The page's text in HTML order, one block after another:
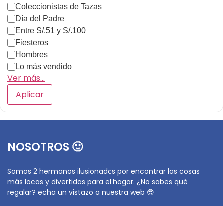
Coleccionistas de Tazas
Día del Padre
Entre S/.51 y S/.100
Fiesteros
Hombres
Lo más vendido
Ver más…
Aplicar
NOSOTROS 🙂
Somos 2 hermanos ilusionados por encontrar las cosas
más locas y divertidas para el hogar. ¿No sabes qué
regalar? echa un vistazo a nuestra web 😎